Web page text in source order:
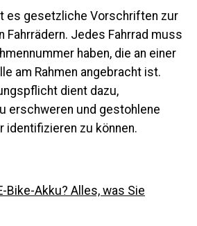
es gesetzliche Vorschriften zur
Fahrrädern. Jedes Fahrrad muss
haben, die an einer
am Rahmen angebracht ist.
dient dazu,
erschweren und gestohlene
identifizieren zu können.
Bike-Akku? Alles, was Sie